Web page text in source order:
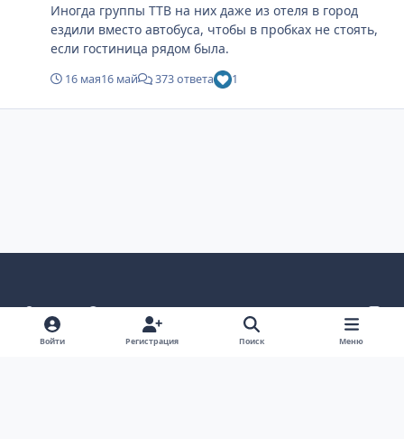
Иногда группы ТТВ на них даже из отеля в город
ездили вместо автобуса, чтобы в пробках не стоять,
если гостиница рядом была.
16 мая16 май 373 ответа 1
Светлый режим
Темный режим
Системные предпочтения
v
k
Язык Политика конфиденциальности
Обратная связь
Войти Регистрация Поиск Меню